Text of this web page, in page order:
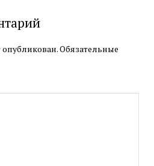
опубликован.Обязательные